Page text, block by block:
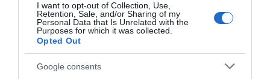
I want to opt-out of Collection, Use,
Retention, Sale, and/or Sharing of my
Personal Data that Is Unrelated with the
Purposes for which it was collected.
Opted Out
Google consents
Πρόσφατα Άρθρα